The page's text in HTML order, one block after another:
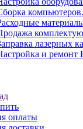
компьютеров.
лазерных
и ремонт
оплаты